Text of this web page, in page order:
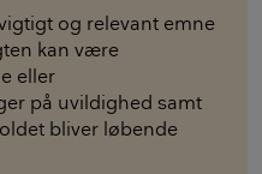
og relevant emne
kan være
eller
på uvildighed samt
bliver løbende